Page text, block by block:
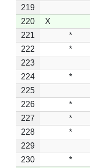
219
220
X
221
*
222
*
223
224
*
225
226
*
227
*
228
*
229
230
*